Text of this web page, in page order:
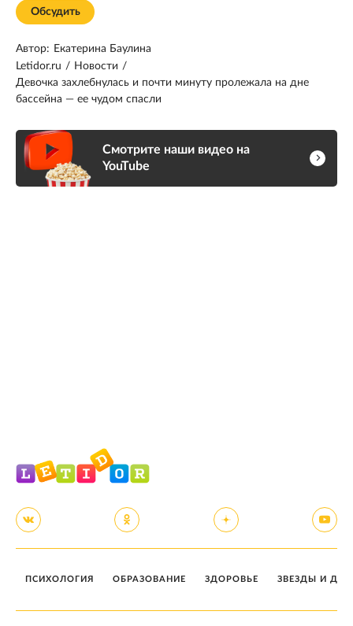
Обсудить
Автор: Екатерина Баулина
Letidor.ru / Новости /
Девочка захлебнулась и почти минуту пролежала на дне
бассейна — ее чудом спасли
Смотрите наши видео на
YouTube
ПСИХОЛОГИЯ ОБРАЗОВАНИЕ ЗДОРОВЬЕ ЗВЕЗДЫ И